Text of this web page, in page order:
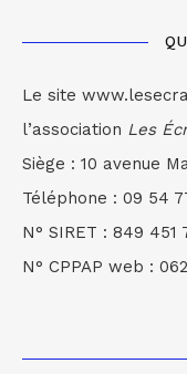
Le site
l’association Les
Siège : 10 avenue
Téléphone : 09 54
N° SIRET : 849 451
N° CPPAP web :